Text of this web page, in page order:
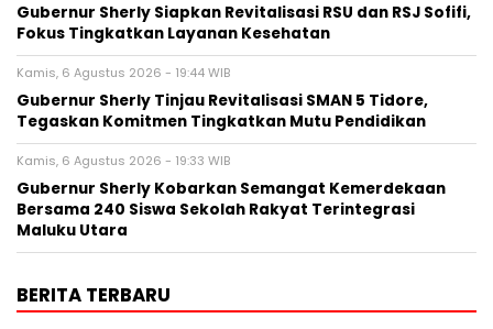
Gubernur Sherly Siapkan Revitalisasi RSU dan RSJ Sofifi,
Fokus Tingkatkan Layanan Kesehatan
Kamis, 6 Agustus 2026 - 19:44 WIB
Gubernur Sherly Tinjau Revitalisasi SMAN 5 Tidore,
Tegaskan Komitmen Tingkatkan Mutu Pendidikan
Kamis, 6 Agustus 2026 - 19:33 WIB
Gubernur Sherly Kobarkan Semangat Kemerdekaan
Bersama 240 Siswa Sekolah Rakyat Terintegrasi
Maluku Utara
BERITA TERBARU